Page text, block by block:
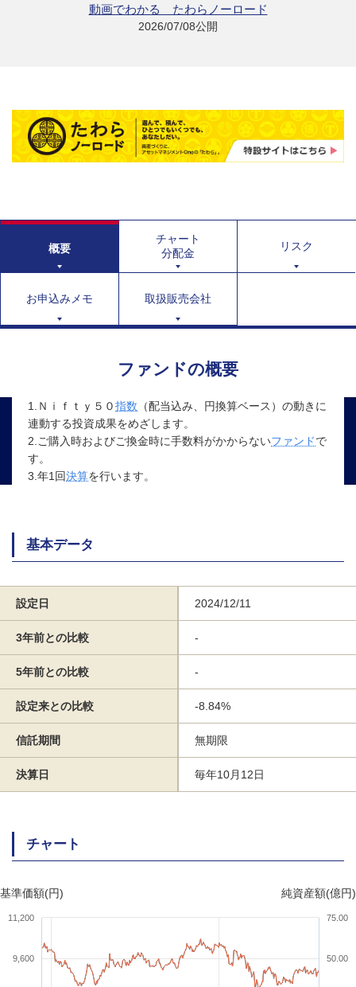
動画でわかる たわらノーロード
2026/07/08公開
概要
チャート
分配金
リスク
お申込みメモ 取扱販売会社
ファンドの概要
1.Ｎｉｆｔｙ５０指数 （配当込み、円換算ベース）の動きに
連動する投資成果をめざします。
2.ご購入時およびご換金時に手数料がかからないファンドで
す。
3.年1回決算を行います。
基本データ
設定日 2024/12/11
3年前との比較 -
5年前との比較 -
設定来との比較 -8.84%
信託期間 無期限
決算日 毎年10月12日
チャート
基準価額(円) 純資産額(億円)
9,600
11,200
50.00
75.00